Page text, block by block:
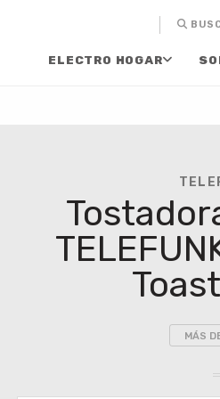
ELECTRO HOGAR
MÁS